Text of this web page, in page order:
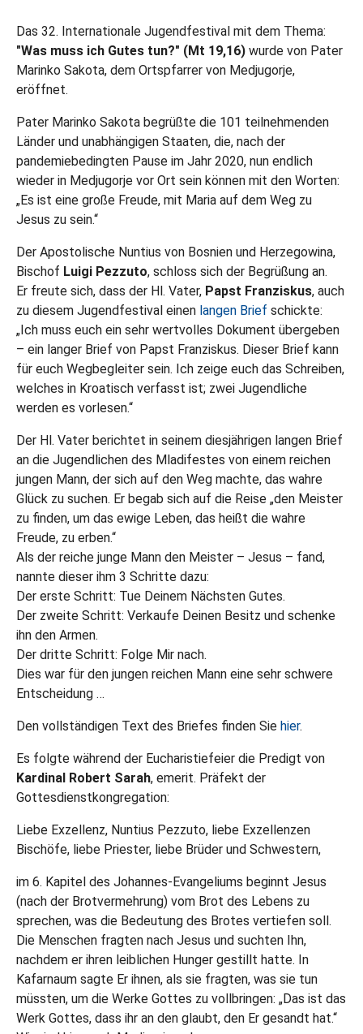
Das 32. Internationale Jugendfestival mit dem Thema:
"Was muss ich Gutes tun?" (Mt 19,16) wurde von Pater
Marinko Sakota, dem Ortspfarrer von Medjugorje,
eröffnet.
Pater Marinko Sakota begrüßte die 101 teilnehmenden
Länder und unabhängigen Staaten, die, nach der
pandemiebedingten Pause im Jahr 2020, nun endlich
wieder in Medjugorje vor Ort sein können mit den Worten:
„Es ist eine große Freude, mit Maria auf dem Weg zu
Jesus zu sein.“
Der Apostolische Nuntius von Bosnien und Herzegowina,
Bischof Luigi Pezzuto, schloss sich der Begrüßung an.
Er freute sich, dass der Hl. Vater, Papst Franziskus, auch
zu diesem Jugendfestival einen langen Brief schickte:
„Ich muss euch ein sehr wertvolles Dokument übergeben
– ein langer Brief von Papst Franziskus. Dieser Brief kann
für euch Wegbegleiter sein. Ich zeige euch das Schreiben,
welches in Kroatisch verfasst ist; zwei Jugendliche
werden es vorlesen.“
Der Hl. Vater berichtet in seinem diesjährigen langen Brief
an die Jugendlichen des Mladifestes von einem reichen
jungen Mann, der sich auf den Weg machte, das wahre
Glück zu suchen. Er begab sich auf die Reise „den Meister
zu finden, um das ewige Leben, das heißt die wahre
Freude, zu erben.“
Als der reiche junge Mann den Meister – Jesus – fand,
nannte dieser ihm 3 Schritte dazu:
Der erste Schritt: Tue Deinem Nächsten Gutes.
Der zweite Schritt: Verkaufe Deinen Besitz und schenke
ihn den Armen.
Der dritte Schritt: Folge Mir nach.
Dies war für den jungen reichen Mann eine sehr schwere
Entscheidung …
Den vollständigen Text des Briefes finden Sie hier.
Es folgte während der Eucharistiefeier die Predigt von
Kardinal Robert Sarah, emerit. Präfekt der
Gottesdienstkongregation:
Liebe Exzellenz, Nuntius Pezzuto, liebe Exzellenzen
Bischöfe, liebe Priester, liebe Brüder und Schwestern,
im 6. Kapitel des Johannes-Evangeliums beginnt Jesus
(nach der Brotvermehrung) vom Brot des Lebens zu
sprechen, was die Bedeutung des Brotes vertiefen soll.
Die Menschen fragten nach Jesus und suchten Ihn,
nachdem er ihren leiblichen Hunger gestillt hatte. In
Kafarnaum sagte Er ihnen, als sie fragten, was sie tun
müssten, um die Werke Gottes zu vollbringen: „Das ist das
Werk Gottes, dass ihr an den glaubt, den Er gesandt hat.“